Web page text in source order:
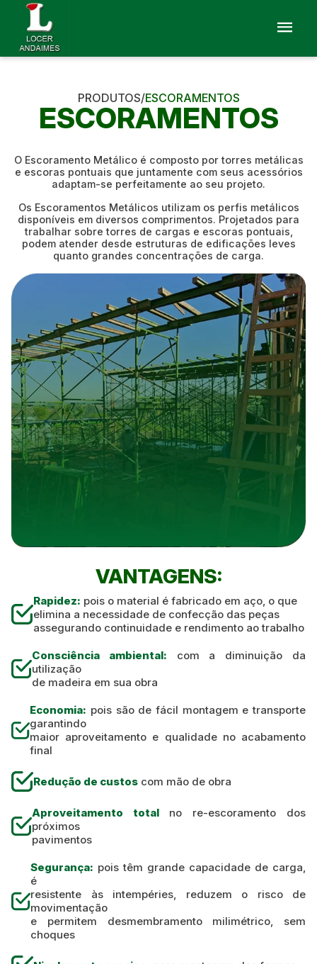
PRODUTOS/ESCORAMENTOS
ESCORAMENTOS
O Escoramento Metálico é composto por torres metálicas
e escoras pontuais que juntamente com seus acessórios
adaptam-se perfeitamente ao seu projeto.
Os Escoramentos Metálicos utilizam os perfis metálicos
disponíveis em diversos comprimentos. Projetados para
trabalhar sobre torres de cargas e escoras pontuais,
podem atender desde estruturas de edificações leves
quanto grandes concentrações de carga.
VANTAGENS:
Rapidez: pois o material é fabricado em aço, o que
elimina a necessidade de confecção das peças
assegurando continuidade e rendimento ao trabalho
Consciência ambiental: com a diminuição da
utilização
de madeira em sua obra
Economia: pois são de fácil montagem e transporte
garantindo
maior aproveitamento e qualidade no acabamento
final
Redução de custos com mão de obra
Aproveitamento totalno re-escoramento dos
próximos
pavimentos
Segurança: pois têm grande capacidade de carga,
é
resistente às intempéries, reduzem o risco de
movimentação
e permitem desmembramento milimétrico, sem
choques